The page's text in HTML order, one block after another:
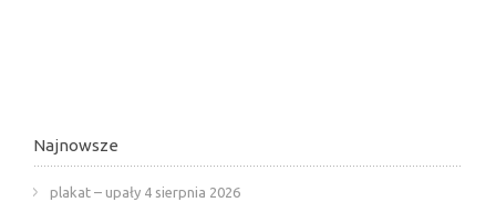
Najnowsze
plakat – upały 4 sierpnia 2026